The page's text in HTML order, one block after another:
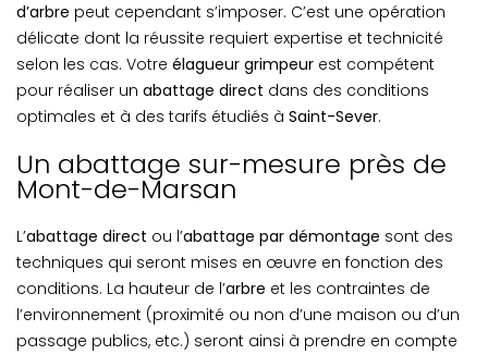
d’arbre peut cependant s’imposer. C’est une opération
délicate dont la réussite requiert expertise et technicité
selon les cas. Votre élagueur grimpeur est compétent
pour réaliser un abattage direct dans des conditions
optimales et à des tarifs étudiés à Saint-Sever.
Un abattage sur-mesure près de
Mont-de-Marsan
L’abattage direct ou l’abattage par démontage sont des
techniques qui seront mises en œuvre en fonction des
conditions. La hauteur de l’arbre et les contraintes de
l’environnement (proximité ou non d’une maison ou d’un
passage publics, etc.) seront ainsi à prendre en compte